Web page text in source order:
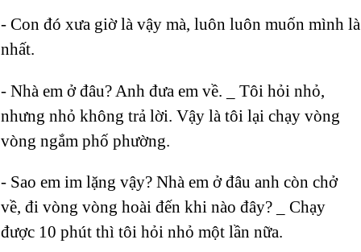
- Con đó xưa giờ là vậy mà, luôn luôn muốn mình là
nhất.
- Nhà em ở đâu? Anh đưa em về. _ Tôi hỏi nhỏ,
nhưng nhỏ không trả lời. Vậy là tôi lại chạy vòng
vòng ngắm phố phường.
- Sao em im lặng vậy? Nhà em ở đâu anh còn chở
về, đi vòng vòng hoài đến khi nào đây? _ Chạy
được 10 phút thì tôi hỏi nhỏ một lần nữa.